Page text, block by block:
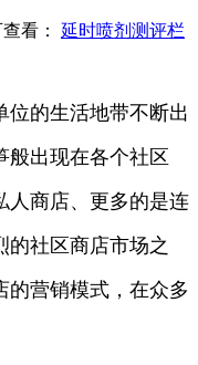
看： 延时喷剂测评栏
位的生活地带不断出
般出现在各个社区
人商店、更多的是连
的社区商店市场之
的营销模式，在众多